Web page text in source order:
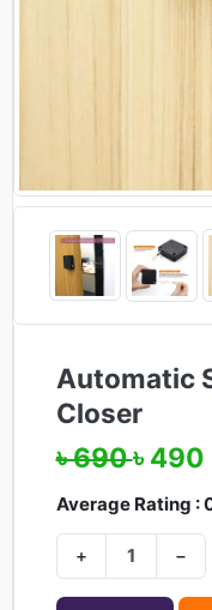
Automatic
Closer
৳ 690৳ 490
Average Rating :
+ −